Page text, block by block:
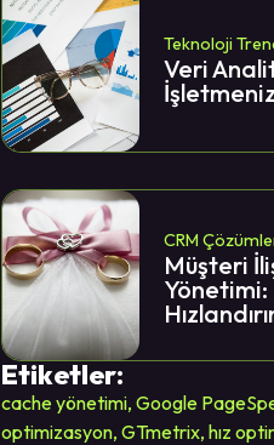
Teknoloji
Veri
CRM
Müşteri
Yönetimi:
Etiketler:
cache yönetimi, Google
optimizasyon, GTmetrix, hız